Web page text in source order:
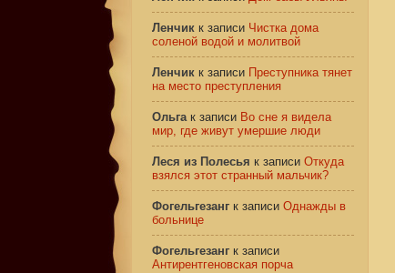
Ленчик к записи Чистка дома
соленой водой и молитвой
Ленчик к записи Преступника тянет
на место преступления
Ольгак записи Во сне я видела
мир, где живут умершие люди
Леся из Полесья к записи Откуда
взялся этот странный мальчик?
Фогельгезанг к записи Однажды в
больнице
Фогельгезанг к записи
Антирентгеновская порча